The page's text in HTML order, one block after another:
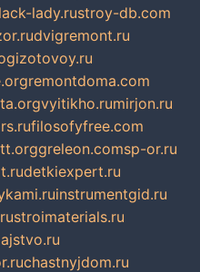
lady.rustroy-db.com
dvigremont.ru
remontdoma.com
vyitikho.rumirjon.ru
filosofyfree.com
greleon.comsp-or.ru
detkiexpert.ru
instrumentgid.ru
stroimaterials.ru
chastnyjdom.ru